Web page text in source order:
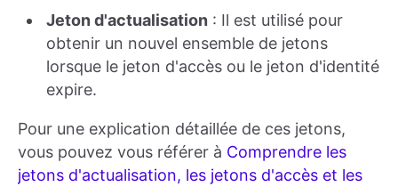
Jeton d'actualisation : Il est utilisé pour
obtenir un nouvel ensemble de jetons
lorsque le jeton d'accès ou le jeton d'identité
expire.
Pour une explication détaillée de ces jetons,
vous pouvez vous référer à Comprendre les
jetons d'actualisation, les jetons d'accès et les